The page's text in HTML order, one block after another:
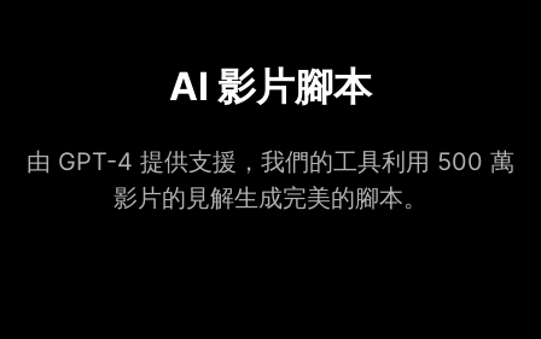
AI 影片腳本
由 GPT-4 提供支援，我們的工具利用 500 萬
影片的見解生成完美的腳本。